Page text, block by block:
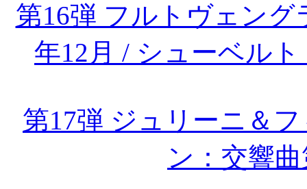
第16弾 フルトヴェング
年12月 / シューベル
第17弾 ジュリーニ＆
ン：交響